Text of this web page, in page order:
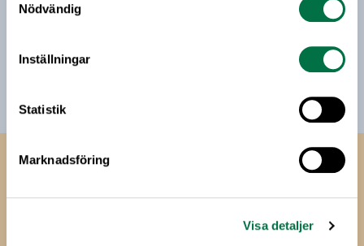
Nödvändig
Inställningar
Statistik
Marknadsföring
Visa detaljer
Jag vill få relevant information från Livsmedelsföretagen
sälja min personliga information. Jag kan när som helst
avsluta prenumerationen.
Livsmedels­företagen